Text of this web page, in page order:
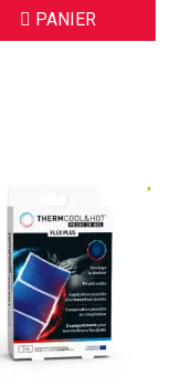
PANIER